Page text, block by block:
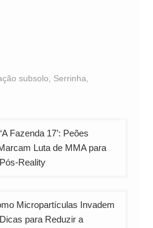
subsolo Serrinha
Fazenda 17’: Peões
Luta de MMA para
Reality
Micropartículas Invadem
para Reduzir a